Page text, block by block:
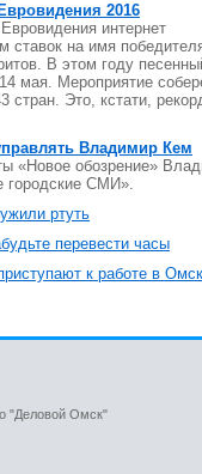
2016
интернет
ставок на имя
В этом году
мая. Мероприятие
стран. Это, кстати,
Владимир Кем
«Новое обозрение»
городские СМИ».
ртуть
перевести часы
к работе в
"Деловой Омск"